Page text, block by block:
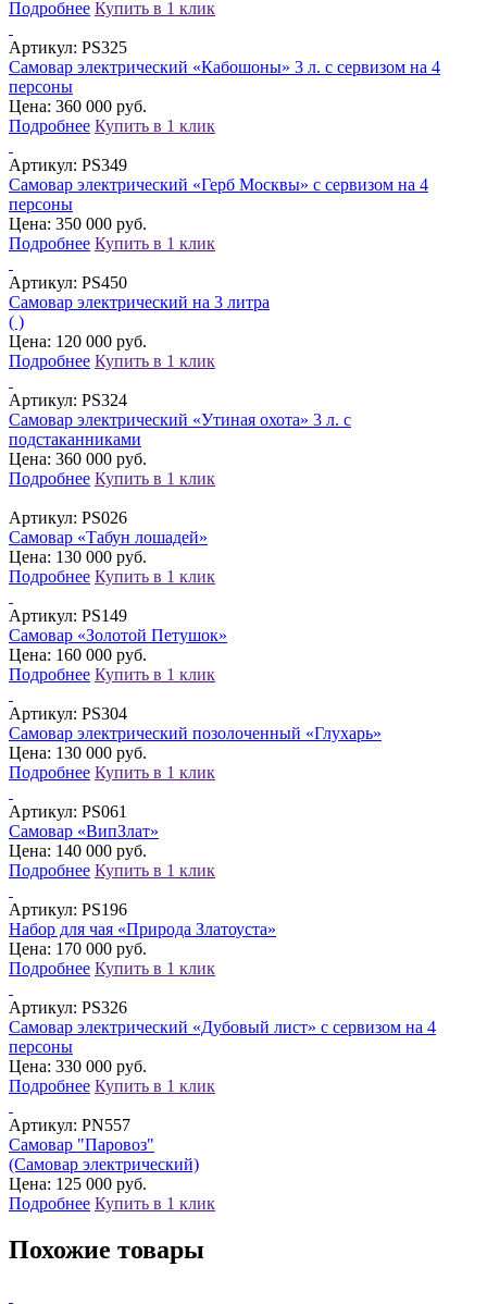
Подробнее Купить в 1 клик
Артикул: PS325
Самовар электрический «Кабошоны» 3 л. с сервизом на 4
персоны
Цена: 360 000 руб.
Подробнее Купить в 1 клик
Артикул: PS349
Самовар электрический «Герб Москвы» с сервизом на 4
персоны
Цена: 350 000 руб.
Подробнее Купить в 1 клик
Артикул: PS450
Самовар электрический на 3 литра
( )
Цена: 120 000 руб.
Подробнее Купить в 1 клик
Артикул: PS324
Самовар электрический «Утиная охота» 3 л. с
подстаканниками
Цена: 360 000 руб.
Подробнее Купить в 1 клик
Артикул: PS026
Самовар «Табун лошадей»
Цена: 130 000 руб.
Подробнее Купить в 1 клик
Артикул: PS149
Самовар «Золотой Петушок»
Цена: 160 000 руб.
Подробнее Купить в 1 клик
Артикул: PS304
Самовар электрический позолоченный «Глухарь»
Цена: 130 000 руб.
Подробнее Купить в 1 клик
Артикул: PS061
Самовар «ВипЗлат»
Цена: 140 000 руб.
Подробнее Купить в 1 клик
Артикул: PS196
Набор для чая «Природа Златоуста»
Цена: 170 000 руб.
Подробнее Купить в 1 клик
Артикул: PS326
Самовар электрический «Дубовый лист» с сервизом на 4
персоны
Цена: 330 000 руб.
Подробнее Купить в 1 клик
Артикул: PN557
Самовар "Паровоз"
(Самовар электрический)
Цена: 125 000 руб.
Подробнее Купить в 1 клик
Похожие товары